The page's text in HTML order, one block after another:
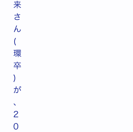
来
さ
ん
(
環
卒
)
が
、
2
0